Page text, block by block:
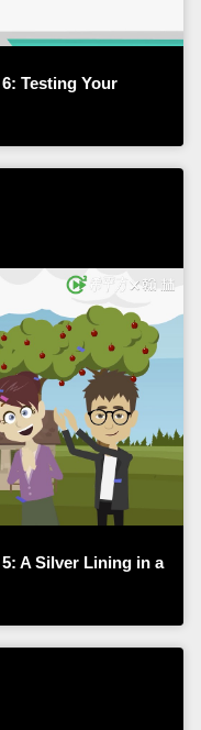
Testing Your
A Silver Lining in a